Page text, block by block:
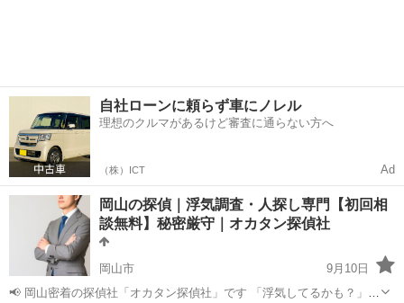
自社ローンに頼らず車にノレル
理想のクルマがあるけど審査に通らない方へ
（株）ICT Ad
岡山の探偵｜浮気調査・人探し専門【初回相
談無料】秘密厳守｜オカタン探偵社
岡山市
9月10日
📢 岡山密着の探偵社「オカタン探偵社」です 「浮気してるかも？」